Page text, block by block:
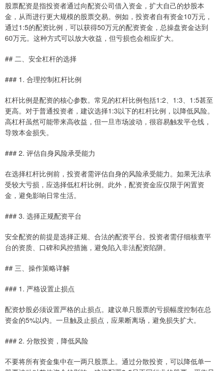
股票配资是指投资者通过向配资公司借入资金，扩大自己的炒股本
金，从而进行更大规模的股票交易。例如，投资者自有资金10万元，
通过1:5的配资比例，可以获得50万元的配资资金，总操盘资金达到
60万元。这种方式可以放大收益，但亏损也会相应扩大。
## 二、安全杠杆的选择
### 1. 合理控制杠杆比例
杠杆比例是配资的核心参数。常见的杠杆比例包括1:2、1:3、1:5甚至
更高。对于普通投资者，建议选择1:3以下的杠杆比例，以降低风险。
高杠杆虽然可能带来高收益，但一旦市场波动，很容易触发平仓线，
导致本金损失。
### 2. 评估自身风险承受能力
在选择杠杆比例前，投资者需评估自身的风险承受能力。如果无法承
受较大亏损，应选择低杠杆比例。此外，配资资金应仅限于闲置资
金，避免影响日常生活。
### 3. 选择正规配资平台
安全配资的前提是选择正规、合法的配资平台。投资者需仔细核查平
台的资质、口碑和风控措施，避免陷入非法配资陷阱。
## 三、操作策略详解
### 1. 严格设置止损点
配资炒股必须设置严格的止损点。建议单只股票的亏损幅度控制在总
资金的5%以内。一旦触及止损点，应果断离场，避免损失扩大。
### 2. 分散投资，降低风险
不要将所有资金集中在一两只股票上。通过分散投资，可以降低单一